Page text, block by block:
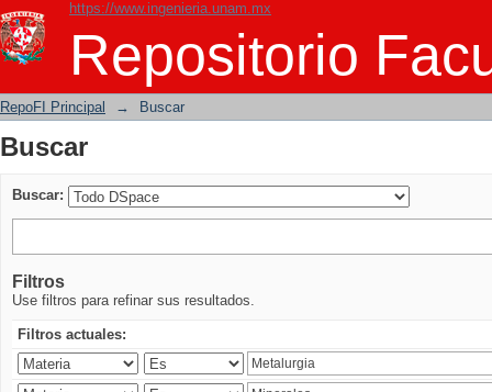
https://www.ingenieria.unam.mx
Repositorio
Buscar
RepoFI Principal → Buscar
Buscar
Buscar:
Filtros
Use filtros para refinar sus resultados.
Filtros actuales: